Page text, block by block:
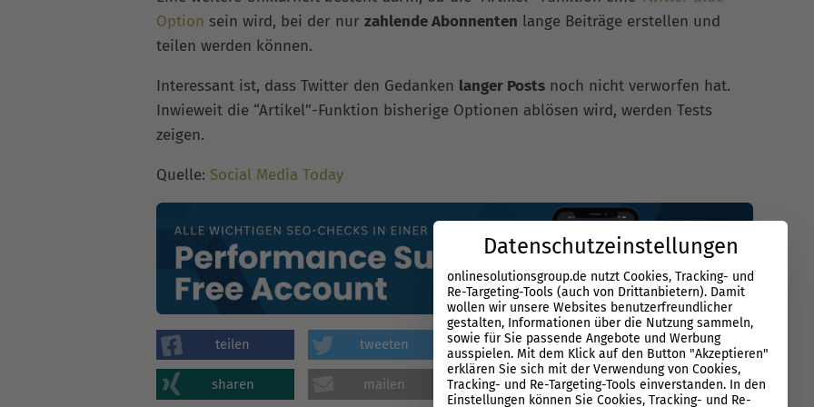
Option sein wird, bei der nur zahlende Abonnenten lange Beiträge erstellen und
teilen werden können.
Interessant ist, dass Twitter den Gedanken langer Posts noch nicht verworfen hat.
Inwieweit die “Artikel”-Funktion bisherige Optionen ablösen wird, werden Tests
zeigen.
Quelle: Social Media Today
teilen tweeten sharen
sharen mailen 56Bewertungen
88%
Datenschutzeinstellungen
onlinesolutionsgroup.de nutzt Cookies, Tracking- und
Re-Targeting-Tools (auch von Drittanbietern). Damit
wollen wir unsere Websites benutzerfreundlicher
gestalten, Informationen über die Nutzung sammeln,
sowie für Sie passende Angebote und Werbung
ausspielen. Mit dem Klick auf den Button "Akzeptieren"
erklären Sie sich mit der Verwendung von Cookies,
Tracking- und Re-Targeting-Tools einverstanden. In den
Einstellungen können Sie Cookies, Tracking- und Re-